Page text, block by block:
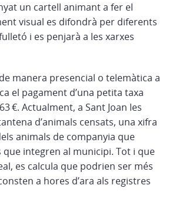
un cartell animant a fer el
visual es difondrà per diferents
i es penjarà a les xarxes
manera presencial o telemàtica a
el pagament d’una petita taxa
€. Actualment, a Sant Joan les
d’animals censats, una xifra
animals de companyia que
que integren al municipi. Tot i que
es calcula que podrien ser més
a hores d’ara als registres